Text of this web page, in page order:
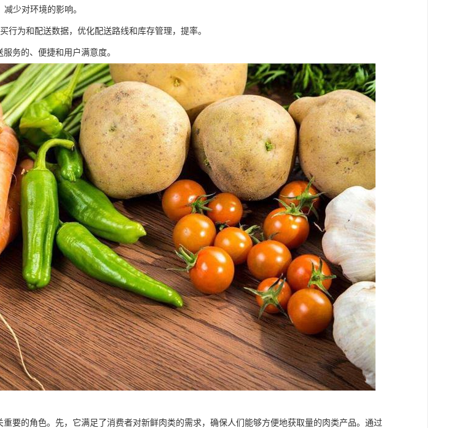
少对环境的影响。
行为和配送数据，优化配送路线和库存管理，提率。
务的、便捷和用户满意度。
重要的角色。先，它满足了消费者对新鲜肉类的需求，确保人们能够方便地获取量的肉类产品。通过